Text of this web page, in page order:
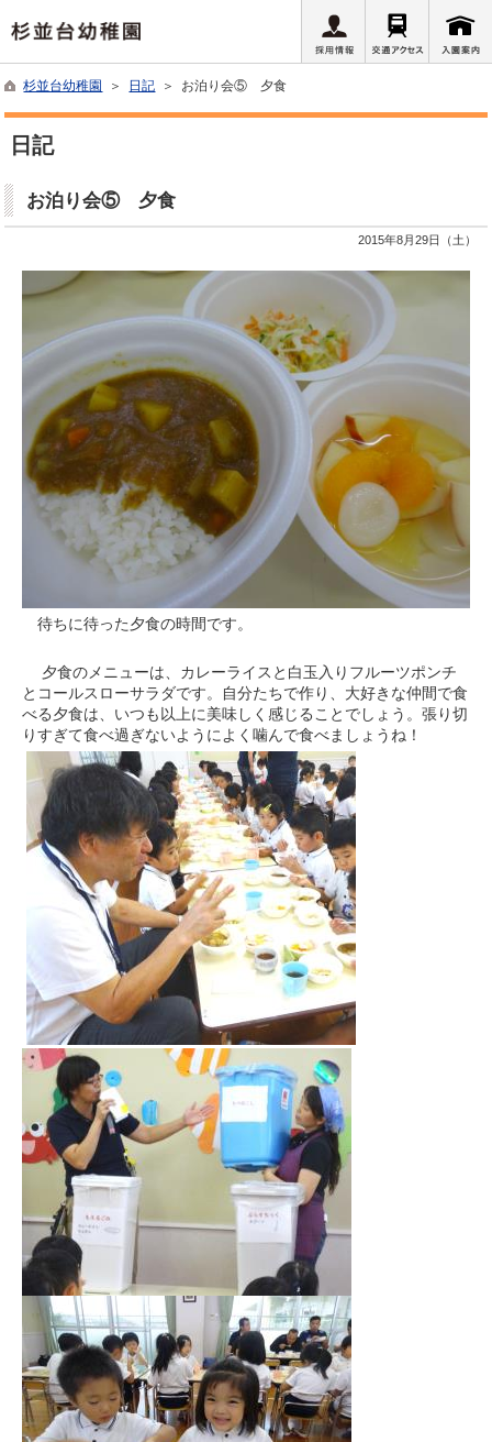
杉並台幼稚園 ＞ 日記 ＞ お泊り会⑤ 夕食
日記
お泊り会⑤ 夕食
2015年8月29日（土）
待ちに待った夕食の時間です。
夕食のメニューは、カレーライスと白玉入りフルーツポンチ
とコールスローサラダです。自分たちで作り、大好きな仲間で食
べる夕食は、いつも以上に美味しく感じることでしょう。張り切
りすぎて食べ過ぎないようによく噛んで食べましょうね！